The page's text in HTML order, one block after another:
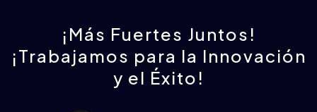
¡Más Fuertes Juntos!
¡Trabajamos para la Innovación
y el Éxito!